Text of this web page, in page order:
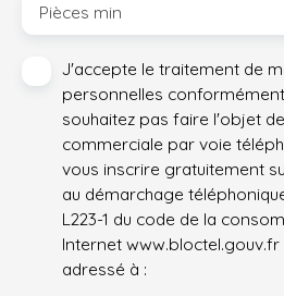
Pièces min
J'accepte le traitement de
personnelles conformément
souhaitez pas faire l'objet
commerciale par voie
vous inscrire gratuitement
au démarchage
L223-1 du code de la
Internet
adressé à :